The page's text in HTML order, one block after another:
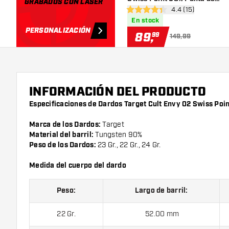
GRABADOS CON LÁSER
PERSONALIZACIÓN
Acero
abrir panel de
4.4 estrellas de puntuación
4.4 (15)
En stock
89,99 149,99
INFORMACIÓN DEL PRODUCTO
Especificaciones de Dardos Target Cult Envy 02 Swiss
Marca de los Dardos: Target
Material del barril: Tungsten 90%
Peso de los Dardos: 23 Gr., 22 Gr., 24 Gr.
Medida del cuerpo del dardo
Peso: Largo de barril:
22 Gr. 52.00 mm